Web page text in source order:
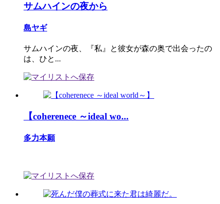
サムハインの夜から
島ヤギ
サムハインの夜、『私』と彼女が森の奥で出会ったの
は、ひと...
【coherenece ～ideal wo...
多力本願